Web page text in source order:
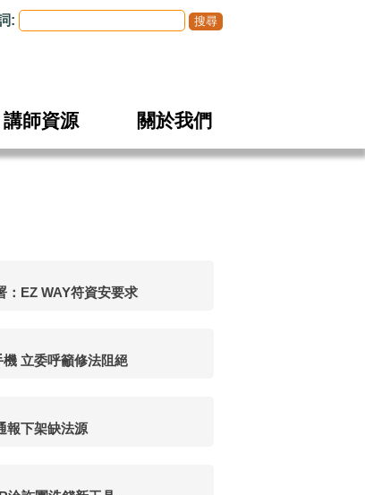
:
講師資源 關於我們
：EZ WAY符資安要求
立委呼籲修法阻絕
報下架缺法源